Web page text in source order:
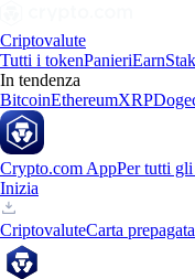
Criptovalute
Tutti i tokenPanieriEarn
In tendenza
BitcoinEthereumXRP
Crypto.com AppPer tutti
Inizia
CriptovaluteCarta